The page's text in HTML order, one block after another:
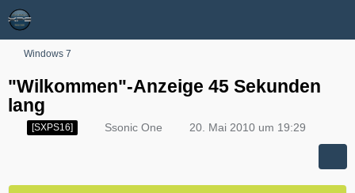
Windows 7
"Wilkommen"-Anzeige 45 Sekunden
lang
[SXPS16] Ssonic One 20. Mai 2010 um 19:29